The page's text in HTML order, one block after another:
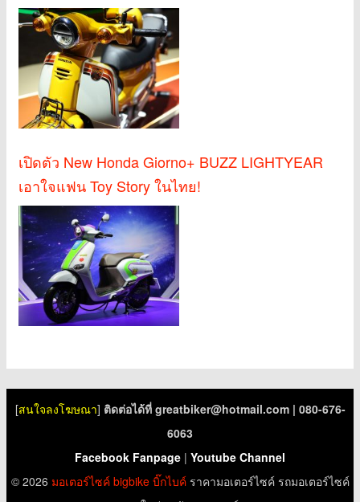
เปิดตัว New Honda Giorno+ BUZZ LIGHTYEAR
เอาใจแฟน Toy Story ในไทย!
[สนใจลงโฆษณา] ติดต่อได้ที่ greatbiker@hotmail.com| 080-676-
6063
Facebook Fanpage | Youtube Channel
© 2026 มอเตอร์ไซค์ bigbike บิ๊กไบค์ราคามอเตอร์ไซค์ รถมอเตอร์ไซค์